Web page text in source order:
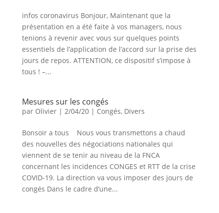
infos coronavirus Bonjour, Maintenant que la
présentation en a été faite à vos managers, nous
tenions à revenir avec vous sur quelques points
essentiels de l’application de l’accord sur la prise des
jours de repos. ATTENTION, ce dispositif s’impose à
tous ! –...
Mesures sur les congés
par Olivier| 2/04/20| Congés, Divers
Bonsoir a tous Nous vous transmettons a chaud
des nouvelles des négociations nationales qui
viennent de se tenir au niveau de la FNCA
concernant les incidences CONGES et RTT de la crise
COVID-19. La direction va vous imposer des jours de
congés Dans le cadre d’une...